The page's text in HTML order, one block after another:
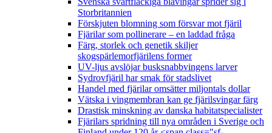
Storbritannien
Förskjuten blomning som försvar mot fjäril
Fjärilar som pollinerare – en laddad fråga
Färg, storlek och genetik skiljer
skogspärlemorfjärilens former
UV-ljus avslöjar busksnabbvingens larver
Sydrovfjäril har smak för stadslivet
Handel med fjärilar omsätter miljontals dollar
Vätska i vingmembran kan ge fjärilsvingar färg
Drastisk minskning av danska habitatspecialister
Fjärilars spridning till nya områden i Sverige och